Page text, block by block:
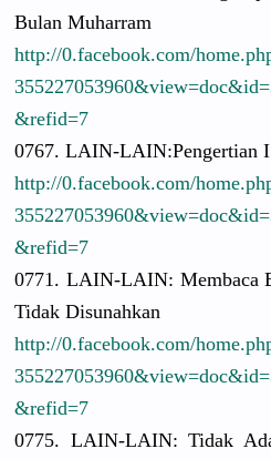
Bulan Muharram
http://0.facebook.com/
355227053960&view=do
&refid=7
0767. LAIN-LAIN:Pengertian
http://0.facebook.com/
355227053960&view=do
&refid=7
0771. LAIN-LAIN: Membaca
Tidak Disunahkan
http://0.facebook.com/
355227053960&view=do
&refid=7
0775. LAIN-LAIN: Tidak